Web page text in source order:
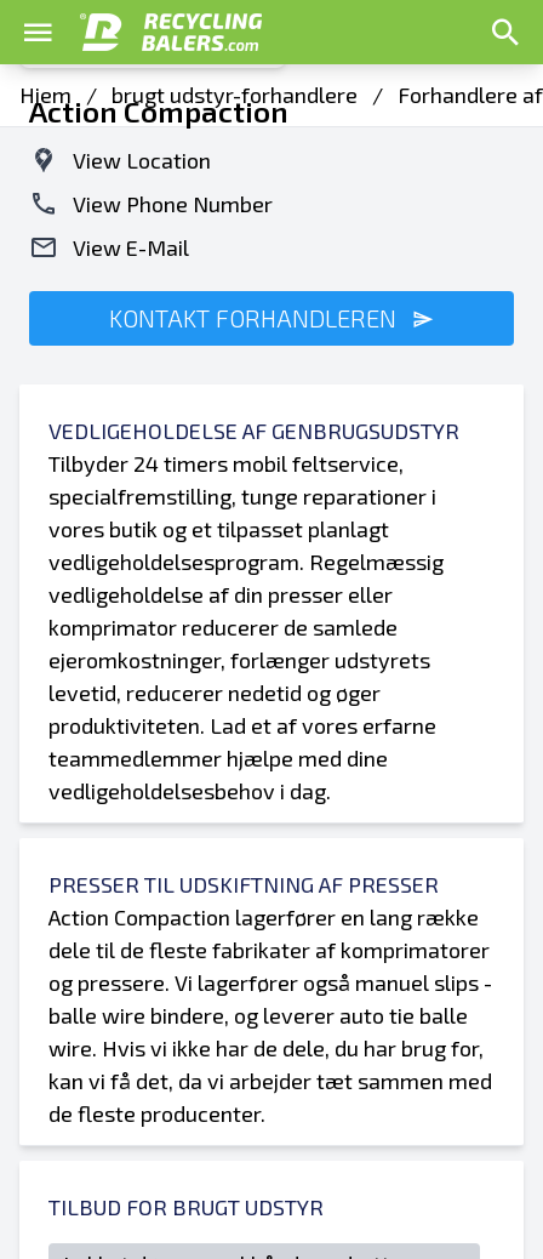
Hjem / brugt udstyr-forhandlere / Forhandlere
Action Compaction
View Location
View Phone Number
View E-Mail
KONTAKT FORHANDLEREN
VEDLIGEHOLDELSE AF GENBRUGSUDSTYR
Tilbyder 24 timers mobil feltservice,
specialfremstilling, tunge reparationer i
vores butik og et tilpasset planlagt
vedligeholdelsesprogram. Regelmæssig
vedligeholdelse af din presser eller
komprimator reducerer de samlede
ejeromkostninger, forlænger udstyrets
levetid, reducerer nedetid og øger
produktiviteten. Lad et af vores erfarne
teammedlemmer hjælpe med dine
vedligeholdelsesbehov i dag.
PRESSER TIL UDSKIFTNING AF PRESSER
Action Compaction lagerfører en lang række
dele til de fleste fabrikater af komprimatorer
og pressere. Vi lagerfører også manuel slips -
balle wire bindere, og leverer auto tie balle
wire. Hvis vi ikke har de dele, du har brug for,
kan vi få det, da vi arbejder tæt sammen med
de fleste producenter.
TILBUD FOR BRUGT UDSTYR